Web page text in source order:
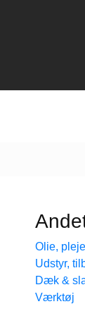
Olie,
Udstyr,
Dæk &
Værktøj